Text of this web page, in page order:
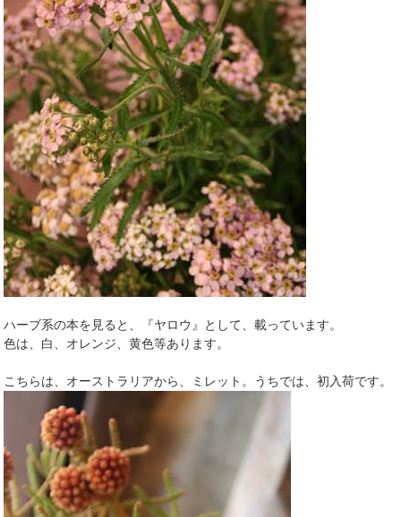
ハーブ系の本を見ると、『ヤロウ』として、載っています。
色は、白、オレンジ、黄色等あります。
こちらは、オーストラリアから、ミレット。うちでは、初入荷です。